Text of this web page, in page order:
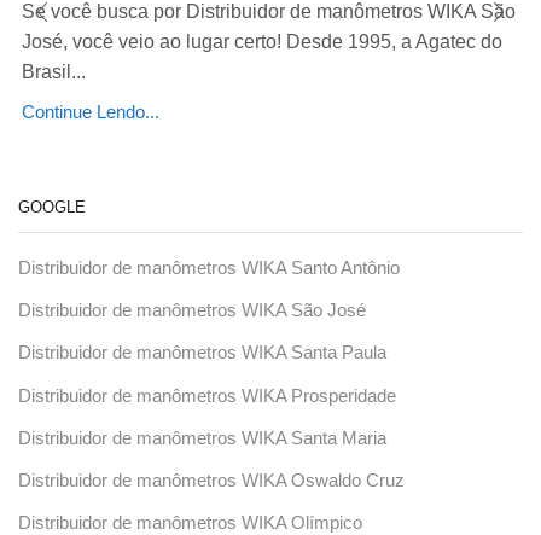
Se você busca por Distribuidor de manômetros WIKA São
José, você veio ao lugar certo! Desde 1995, a Agatec do
Brasil...
Continue Lendo...
GOOGLE
Distribuidor de manômetros WIKA Santo Antônio
Distribuidor de manômetros WIKA São José
Distribuidor de manômetros WIKA Santa Paula
Distribuidor de manômetros WIKA Prosperidade
Distribuidor de manômetros WIKA Santa Maria
Distribuidor de manômetros WIKA Oswaldo Cruz
Distribuidor de manômetros WIKA Olímpico